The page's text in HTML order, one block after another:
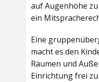
auf Augenhöhe
ein
Eine
macht es den
Räumen und
Einrichtung frei